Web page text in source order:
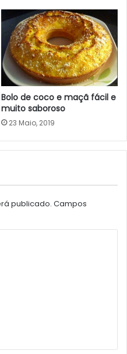
Bolo de coco e maçã fácil e
muito saboroso
23 Maio, 2019
publicado. Campos